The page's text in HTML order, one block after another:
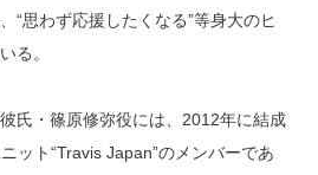
“思わず応援したくなる”等身大のヒ
る。
氏・篠原修弥役には、2012年に結成
ット“Travis Japan”のメンバーであ